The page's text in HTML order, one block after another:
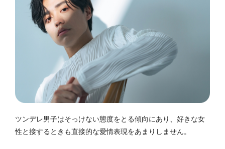
ツンデレ男子はそっけない態度をとる傾向にあり、好きな女
性と接するときも直接的な愛情表現をあまりしません。